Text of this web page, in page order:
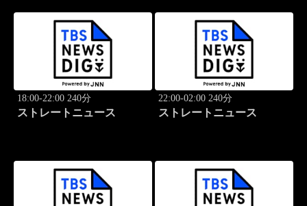
18:00-22:00 240分
ストレートニュース
22:00-02:00 240分
ストレートニュース